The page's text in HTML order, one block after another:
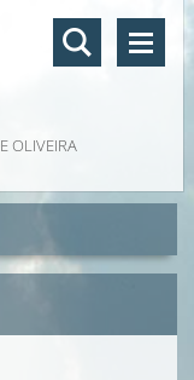
OLIVEIRA